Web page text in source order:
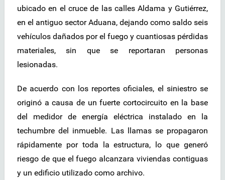
ubicado en el cruce de las calles Aldama y Gutiérrez,
en el antiguo sector Aduana, dejando como saldo seis
vehículos dañados por el fuego y cuantiosas pérdidas
materiales, sin que se reportaran personas
lesionadas.
De acuerdo con los reportes oficiales, el siniestro se
originó a causa de un fuerte cortocircuito en la base
del medidor de energía eléctrica instalado en la
techumbre del inmueble. Las llamas se propagaron
rápidamente por toda la estructura, lo que generó
riesgo de que el fuego alcanzara viviendas contiguas
y un edificio utilizado como archivo.